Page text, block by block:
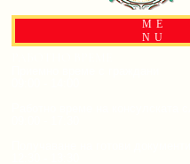
ME
NU